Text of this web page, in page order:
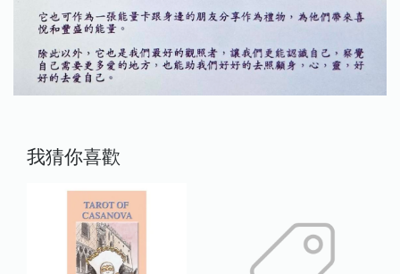
我猜你喜歡